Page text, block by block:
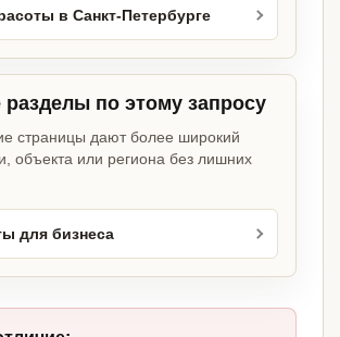
в Санкт-Петербурге
по этому запросу
страницы дают более широкий
объекта или региона без лишних
для бизнеса